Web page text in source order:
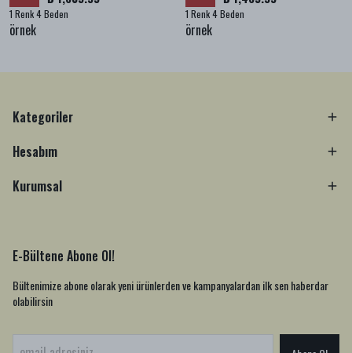
1 Renk 4 Beden
örnek
1 Renk 4 Beden
örnek
Kategoriler
Hesabım
Kurumsal
E-Bültene Abone Ol!
Bültenimize abone olarak yeni ürünlerden ve kampanyalardan ilk sen haberdar
olabilirsin